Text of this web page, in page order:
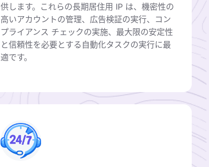
供します。これらの長期居住用 IP は、機密性の
高いアカウントの管理、広告検証の実行、コン
プライアンス チェックの実施、最大限の安定性
と信頼性を必要とする自動化タスクの実行に最
適です。